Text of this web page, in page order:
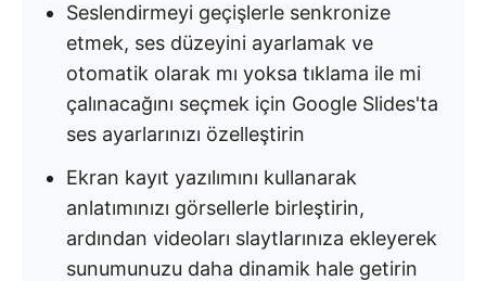
Seslendirmeyi geçişlerle senkronize
etmek, ses düzeyini ayarlamak ve
otomatik olarak mı yoksa tıklama ile mi
çalınacağını seçmek için Google Slides'ta
ses ayarlarınızı özelleştirin
Ekran kayıt yazılımını kullanarak
anlatımınızı görsellerle birleştirin,
ardından videoları slaytlarınıza ekleyerek
sunumunuzu daha dinamik hale getirin